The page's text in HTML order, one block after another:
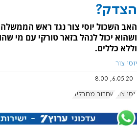
הצדק?
האב השכול יוסי צור נגד ראש
ושהוא יכול לנהל בזאר טורקי עם מי
וללא כללים.
יוסי צור
6.05.20, 8:00
יוסי צור שחרור מחבלים